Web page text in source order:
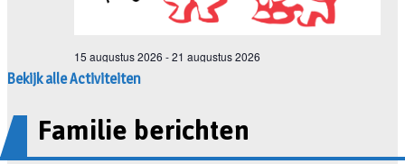
Bekijk alle Activiteiten
Familie berichten